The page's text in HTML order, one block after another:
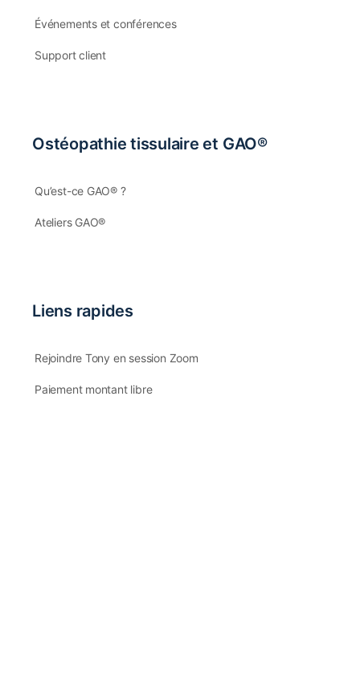
Événements et conférences
Support client
Ostéopathie tissulaire et GAO®
Qu’est-ce GAO® ?
Ateliers GAO®
Liens rapides
Rejoindre Tony en session Zoom
Paiement montant libre